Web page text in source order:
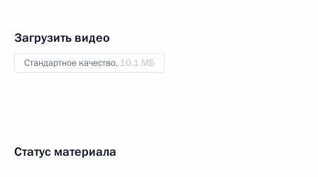
Загрузить видео
Стандартное качество, 10.1 МБ
Статус материала